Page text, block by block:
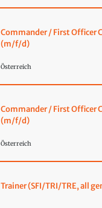
Commander / First Officer
(m/f/d)
Österreich
Commander / First Officer
(m/f/d)
Österreich
Trainer (SFI/TRI/TRE, all